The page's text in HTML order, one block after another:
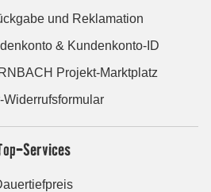
und Reklamation
& Kundenkonto-ID
Projekt-Marktplatz
Widerrufsformular
Services